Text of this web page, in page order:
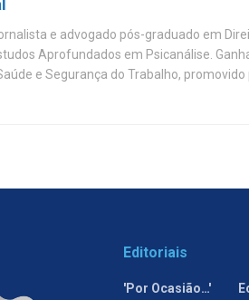
e advogado pós-graduado em
Aprofundados em Psicanálise.
e Segurança do Trabalho, promovido
Editoriais
'Por Ocasião…'